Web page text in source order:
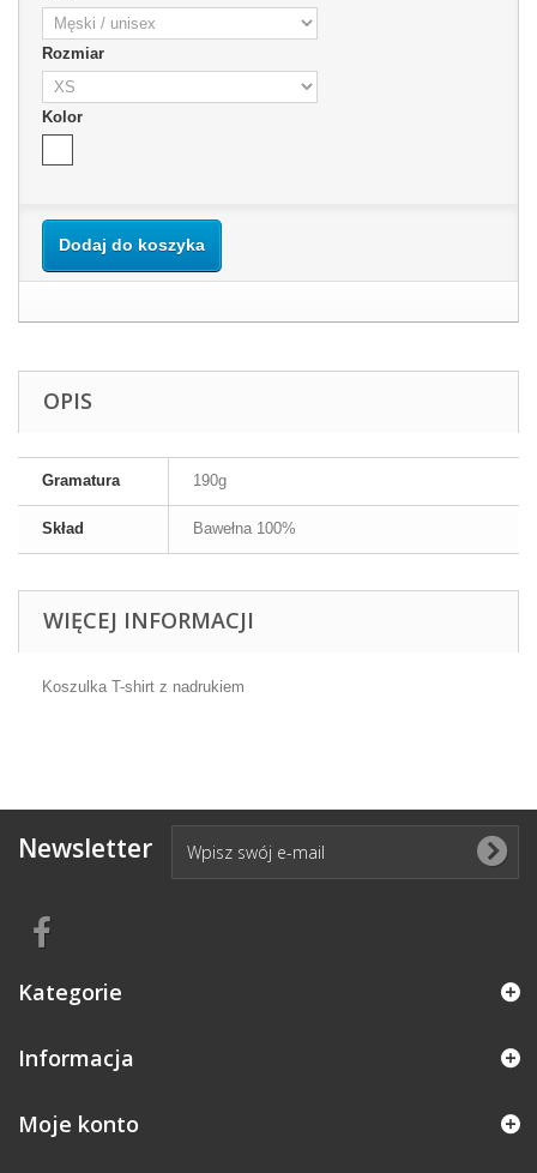
Rozmiar
Kolor
Dodaj do koszyka
OPIS
Gramatura 190g
Skład Bawełna 100%
WIĘCEJ INFORMACJI
Koszulka T-shirt z nadrukiem
Newsletter
Kategorie
Informacja
Moje konto